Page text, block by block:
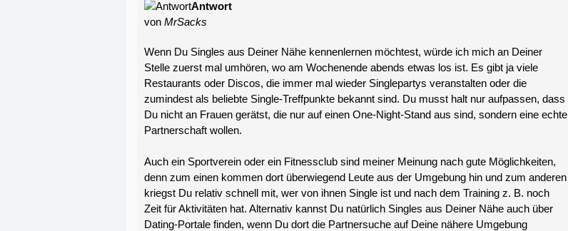
Antwort
von MrSacks
Wenn Du Singles aus Deiner Nähe kennenlernen möchtest, würde ich mich an Deiner
Stelle zuerst mal umhören, wo am Wochenende abends etwas los ist. Es gibt ja viele
Restaurants oder Discos, die immer mal wieder Singlepartys veranstalten oder die
zumindest als beliebte Single-Treffpunkte bekannt sind. Du musst halt nur aufpassen, dass
Du nicht an Frauen gerätst, die nur auf einen One-Night-Stand aus sind, sondern eine echte
Partnerschaft wollen.
Auch ein Sportverein oder ein Fitnessclub sind meiner Meinung nach gute Möglichkeiten,
denn zum einen kommen dort überwiegend Leute aus der Umgebung hin und zum anderen
kriegst Du relativ schnell mit, wer von ihnen Single ist und nach dem Training z. B. noch
Zeit für Aktivitäten hat. Alternativ kannst Du natürlich Singles aus Deiner Nähe auch über
Dating-Portale finden, wenn Du dort die Partnersuche auf Deine nähere Umgebung